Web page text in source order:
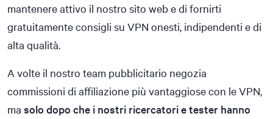
mantenere attivo il nostro sito web e di fornirti
gratuitamente consigli su VPN onesti, indipendenti e di
alta qualità.
A volte il nostro team pubblicitario negozia
commissioni di affiliazione più vantaggiose con le VPN,
ma solo dopo che i nostri ricercatori e tester hanno